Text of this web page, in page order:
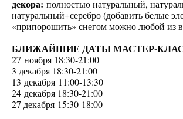
декора: полностью натуральный,
натуральный+серебро (добавить белые
«припорошить» снегом можно любой из
БЛИЖАЙШИЕ ДАТЫ МАСТЕР-
27 ноября 18:30-21:00
3 декабря 18:30-21:00
13 декабря 11:00-13:30
24 декабря 18:30-21:00
27 декабря 15:30-18:00